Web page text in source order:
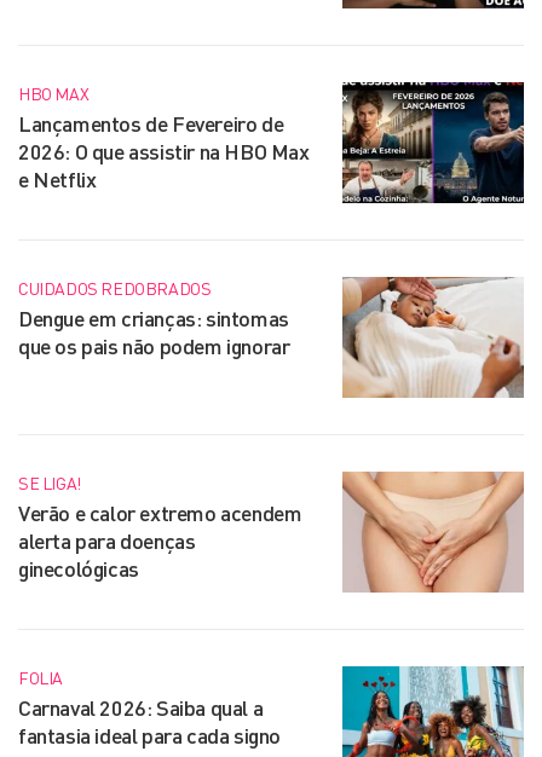
HBO MAX
Lançamentos de Fevereiro de
2026: O que assistir na HBO Max
e Netflix
CUIDADOS REDOBRADOS
Dengue em crianças: sintomas
que os pais não podem ignorar
SE LIGA!
Verão e calor extremo acendem
alerta para doenças
ginecológicas
FOLIA
Carnaval 2026: Saiba qual a
fantasia ideal para cada signo